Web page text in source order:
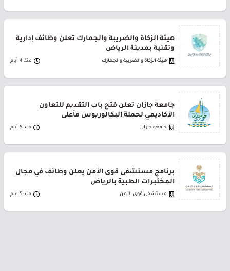
هيئة الزكاة والضريبة والجمارك تعلن وظائف إدارية
وتقنية بمدينة الرياض
هيئة الزكاة والضريبة والجمارك منذ 4 أيام
جامعة جازان تعلن فتح باب التقديم للتعاون
الأكاديمي لحملة البكالوريوس فأعلى
جامعة جازان منذ 5 أيام
برنامج مستشفى قوى الأمن يعلن وظائف في مجال
المختبرات الطبية بالرياض
مستشفى قوى الأمن منذ 5 أيام